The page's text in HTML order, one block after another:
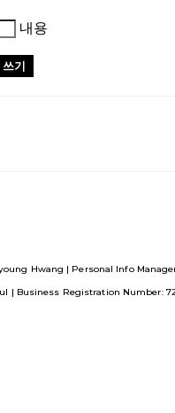
내용
기
Hwang | Personal Info
| Business Registration Number: